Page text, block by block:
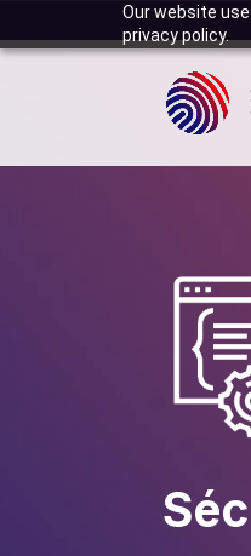
Our website
privacy policy.